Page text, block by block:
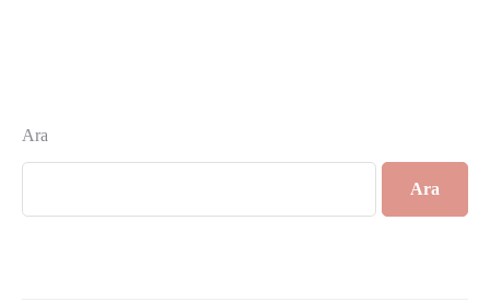
Ara
Ara